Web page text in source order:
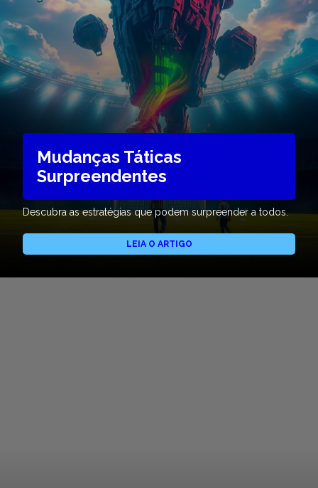
Mudanças Táticas
Surpreendentes
Descubra as estratégias que podem surpreender a todos.
LEIA O ARTIGO